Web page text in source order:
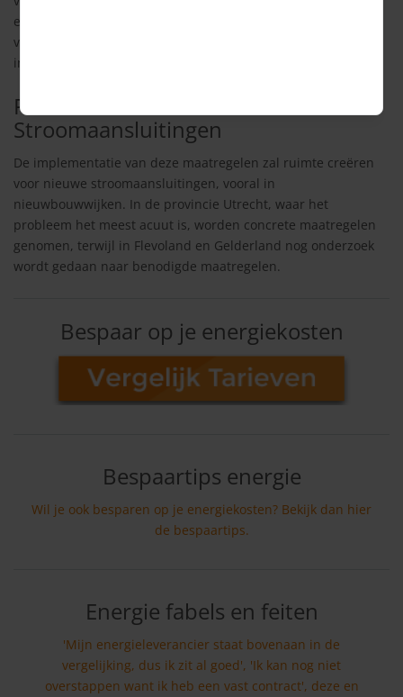
elektrische warmtepompen, die een grote stroomvraag
veroorzaken. Daarnaast zullen slimme laadpalen worden
ingezet die opladen pauzeren tijdens piekmomenten.
Ruimtecreatie voor Nieuwe
Stroomaansluitingen
De implementatie van deze maatregelen zal ruimte creëren
voor nieuwe stroomaansluitingen, vooral in
nieuwbouwwijken. In de provincie Utrecht, waar het
probleem het meest acuut is, worden concrete maatregelen
genomen, terwijl in Flevoland en Gelderland nog onderzoek
wordt gedaan naar benodigde maatregelen.
Bespaar op je energiekosten
Bespaartips energie
Wil je ook besparen op je energiekosten? Bekijk dan hier
de bespaartips.
Energie fabels en feiten
'Mijn energieleverancier staat bovenaan in de
vergelijking, dus ik zit al goed', 'Ik kan nog niet
overstappen want ik heb een vast contract', deze en